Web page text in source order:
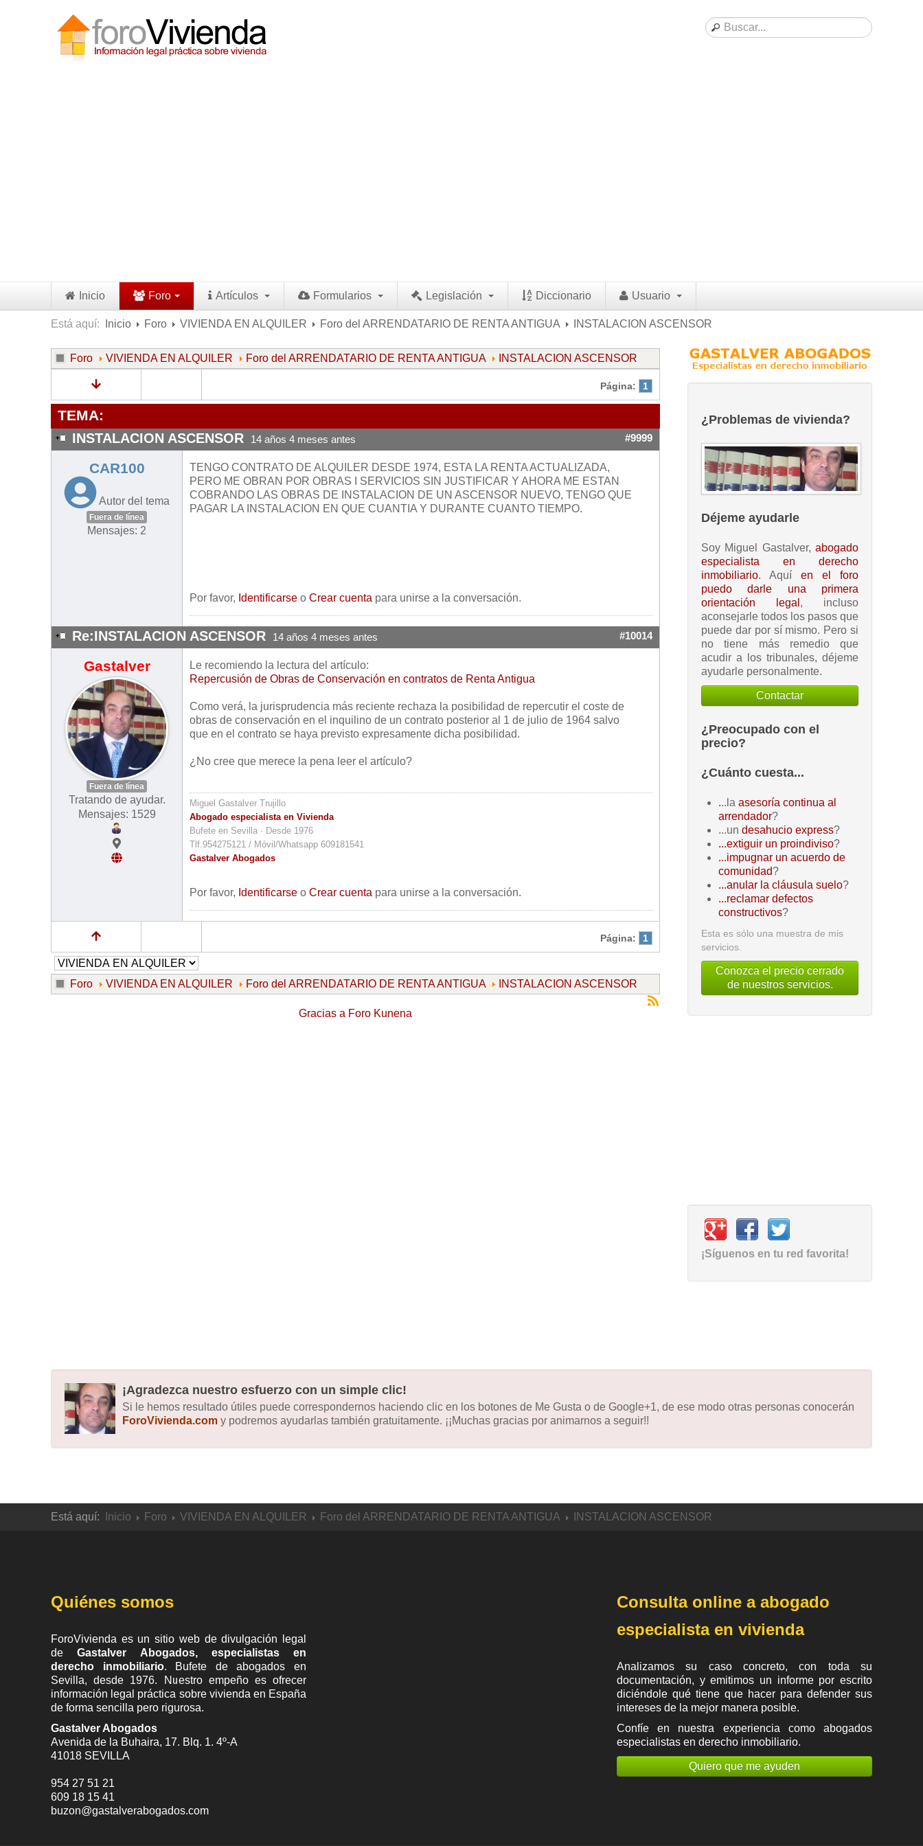
Inicio Foro Artículos Formularios Legislación Diccionario Usuario
Está aquí: Inicio Foro VIVIENDA EN ALQUILER Foro del ARRENDATARIO DE RENTA ANTIGUA INSTALACION ASCENSOR
Foro VIVIENDA EN ALQUILER Foro del ARRENDATARIO DE RENTA ANTIGUA INSTALACION ASCENSOR
Página: 1
TEMA:
INSTALACION ASCENSOR 14 años 4 meses antes #9999
CAR100
Autor del tema
Fuera de línea
Mensajes: 2
TENGO CONTRATO DE ALQUILER DESDE 1974, ESTA LA RENTA ACTUALIZADA,
PERO ME OBRAN POR OBRAS I SERVICIOS SIN JUSTIFICAR Y AHORA ME ESTAN
COBRANDO LAS OBRAS DE INSTALACION DE UN ASCENSOR NUEVO, TENGO QUE
PAGAR LA INSTALACION EN QUE CUANTIA Y DURANTE CUANTO TIEMPO.
Por favor, Identificarse o Crear cuenta para unirse a la conversación.
Re:INSTALACION ASCENSOR 14 años 4 meses antes #10014
Gastalver
Fuera de línea
Tratando de ayudar.
Mensajes: 1529
Le recomiendo la lectura del artículo:
Repercusión de Obras de Conservación en contratos de Renta Antigua
Como verá, la jurisprudencia más reciente rechaza la posibilidad de repercutir el coste de
obras de conservación en el inquilino de un contrato posterior al 1 de julio de 1964 salvo
que en el contrato se haya previsto expresamente dicha posibilidad.
¿No cree que merece la pena leer el artículo?
Miguel Gastalver Trujillo
Abogado especialista en Vivienda
Bufete en Sevilla · Desde 1976
Tlf.954275121 / Móvil/Whatsapp 609181541
Gastalver Abogados
Por favor, Identificarse o Crear cuenta para unirse a la conversación.
Página: 1
Foro VIVIENDA EN ALQUILER Foro del ARRENDATARIO DE RENTA ANTIGUA INSTALACION ASCENSOR
Gracias a Foro Kunena
¿Problemas de vivienda?
Déjeme ayudarle
Soy Miguel Gastalver, abogado
especialista en derecho
inmobiliario. Aquí en el foro
puedo darle una primera
orientación legal , incluso
aconsejarle todos los pasos que
puede dar por sí mismo. Pero si
no tiene más remedio que
acudir a los tribunales, déjeme
ayudarle personalmente.
Contactar
¿Preocupado con el
precio?
¿Cuánto cuesta...
...la asesoría continua al
arrendador?
...un desahucio express?
...extiguir un proindiviso?
...impugnar un acuerdo de
comunidad?
...anular la cláusula suelo?
...reclamar defectos
constructivos?
Esta es sólo una muestra de mis
servicios.
Conozca el precio cerrado
de nuestros servicios.
¡Síguenos en tu red favorita!
¡Agradezca nuestro esfuerzo con un simple clic!
Si le hemos resultado útiles puede correspondernos haciendo clic en los botones de Me Gusta o de Google+1, de ese modo otras personas conocerán
ForoVivienda.com y podremos ayudarlas también gratuitamente. ¡¡Muchas gracias por animarnos a seguir!!
Está aquí: Inicio Foro VIVIENDA EN ALQUILER Foro del ARRENDATARIO DE RENTA ANTIGUA INSTALACION ASCENSOR
Quiénes somos
ForoVivienda es un sitio web de divulgación legal
deGastalver Abogados, especialistas en
derecho inmobiliario. Bufete deabogados en
Sevilla, desde 1976. Nuestro empeño es ofrecer
información legal práctica sobre vivienda en España
de forma sencilla pero rigurosa.
Gastalver Abogados
Avenida de la Buhaira, 17. Blq. 1. 4º-A
41018 SEVILLA
954 27 51 21
609 18 15 41
buzon@gastalverabogados.com
Consulta online a abogado
especialista en vivienda
Analizamos su caso concreto, con toda su
documentación, y emitimos un informe por escrito
diciéndole qué tiene que hacer para defender sus
intereses de la mejor manera posible.
Confíe en nuestra experiencia como abogados
especialistas en derecho inmobiliario.
Quiero que me ayuden